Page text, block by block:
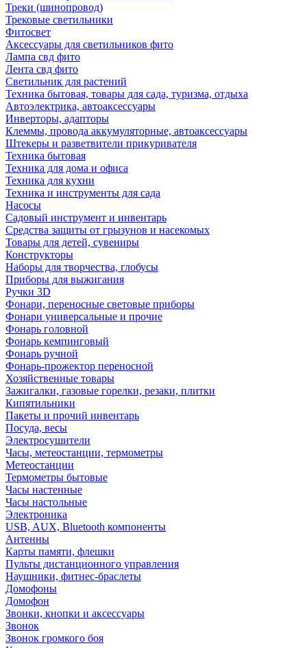
Треки (шинопровод)
Трековые светильники
Фитосвет
Аксессуары для светильников фито
Лампа свд фито
Лента свд фито
Светильник для растений
Техника бытовая, товары для сада, туризма, отдыха
Автоэлектрика, автоаксессуары
Инверторы, адапторы
Клеммы, провода аккумуляторные, автоаксессуары
Штекеры и разветвители прикуривателя
Техника бытовая
Техника для дома и офиса
Техника для кухни
Техника и инструменты для сада
Насосы
Садовый инструмент и инвентарь
Средства защиты от грызунов и насекомых
Товары для детей, сувениры
Конструкторы
Наборы для творчества, глобусы
Приборы для выжигания
Ручки 3D
Фонари, переносные световые приборы
Фонари универсальные и прочие
Фонарь головной
Фонарь кемпинговый
Фонарь ручной
Фонарь-прожектор переносной
Хозяйственные товары
Зажигалки, газовые горелки, резаки, плитки
Кипятильники
Пакеты и прочий инвентарь
Посуда, весы
Электросушители
Часы, метеостанции, термометры
Метеостанции
Термометры бытовые
Часы настенные
Часы настольные
Электроника
USB, AUX, Bluetooth компоненты
Антенны
Карты памяти, флешки
Пульты дистанционного управления
Наушники, фитнес-браслеты
Домофоны
Домофон
Звонки, кнопки и аксессуары
Звонок
Звонок громкого боя